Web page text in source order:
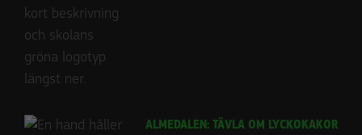
ALMEDALEN: TÄVLA OM LYCKOKAKOR